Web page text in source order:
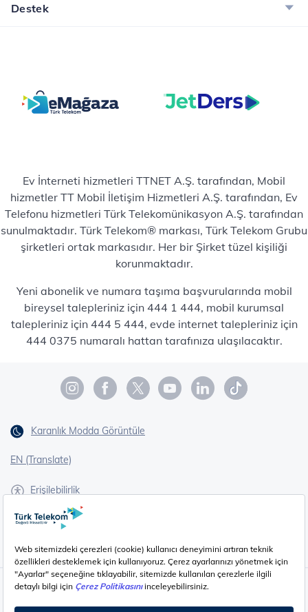
Destek
Ev İnterneti hizmetleri TTNET A.Ş. tarafından, Mobil
hizmetler TT Mobil İletişim Hizmetleri A.Ş. tarafından, Ev
Telefonu hizmetleri Türk Telekomünikasyon A.Ş. tarafından
sunulmaktadır. Türk Telekom® markası, Türk Telekom Grubu
şirketleri ortak markasıdır. Her bir Şirket tüzel kişiliği
korunmaktadır.
Yeni abonelik ve numara taşıma başvurularında mobil
bireysel talepleriniz için 444 1 444, mobil kurumsal
talepleriniz için 444 5 444, evde internet talepleriniz için
444 0375 numaralı hattan tarafınıza ulaşılacaktır.
Karanlık Modda Görüntüle
EN (Translate)
Erişilebilirlik
İşaret Dili Çevirisi